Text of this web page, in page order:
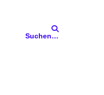
Suchen…